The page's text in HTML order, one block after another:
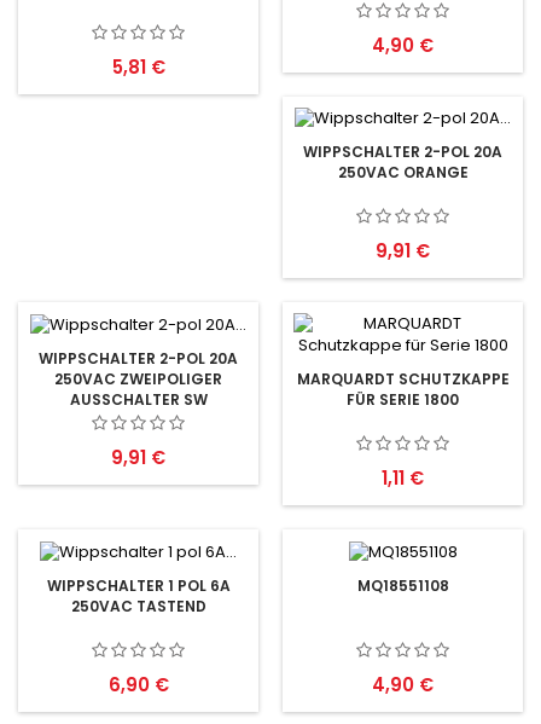
Preis
5,81 €
Preis
4,90 €
WIPPSCHALTER 2-POL 20A
250VAC ORANGE
Preis
9,91 €
WIPPSCHALTER 2-POL 20A
250VAC ZWEIPOLIGER
AUSSCHALTER SW
Preis
9,91 €
MARQUARDT SCHUTZKAPPE
FÜR SERIE 1800
Preis
1,11 €
WIPPSCHALTER 1 POL 6A
250VAC TASTEND
Preis
6,90 €
MQ18551108
Preis
4,90 €